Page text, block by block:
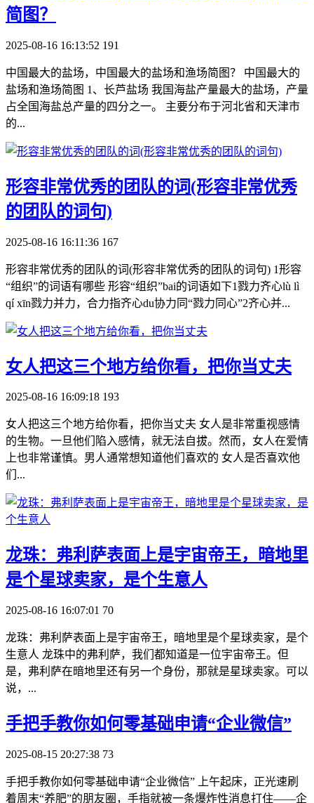
简图？
2025-08-16 16:13:52 191
中国最大的盐场，中国最大的盐场和渔场简图？ 中国最大的
盐场和渔场简图 1、长芦盐场 我国海盐产量最大的盐场，产量
占全国海盐总产量的四分之一。 主要分布于河北省和天津市
的...
​形容非常优秀的团队的词(形容非常优秀
的团队的词句)
2025-08-16 16:11:36 167
形容非常优秀的团队的词(形容非常优秀的团队的词句) 1形容
“组织”的词语有哪些 形容“组织”bai的词语如下1戮力齐心lù lì
qí xīn戮力并力，合力指齐心du协力同“戮力同心”2齐心并...
​女人把这三个地方给你看，把你当丈夫
2025-08-16 16:09:18 193
女人把这三个地方给你看，把你当丈夫 女人是非常重视感情
的生物。一旦他们陷入感情，就无法自拔。然而，女人在爱情
上也非常谨慎。男人通常想知道他们喜欢的 女人是否喜欢他
们...
​龙珠：弗利萨表面上是宇宙帝王，暗地里
是个星球卖家，是个生意人
2025-08-16 16:07:01 70
龙珠：弗利萨表面上是宇宙帝王，暗地里是个星球卖家，是个
生意人 龙珠中的弗利萨，我们都知道是一位宇宙帝王。但
是，弗利萨在暗地里还有另一个身份，那就是星球卖家。可以
说，...
​手把手教你如何零基础申请“企业微信”
2025-08-15 20:27:38 73
手把手教你如何零基础申请“企业微信” 上午起床，正光速刷
着周末“养肥”的朋友圈，手指就被一条爆炸性消息打住——企